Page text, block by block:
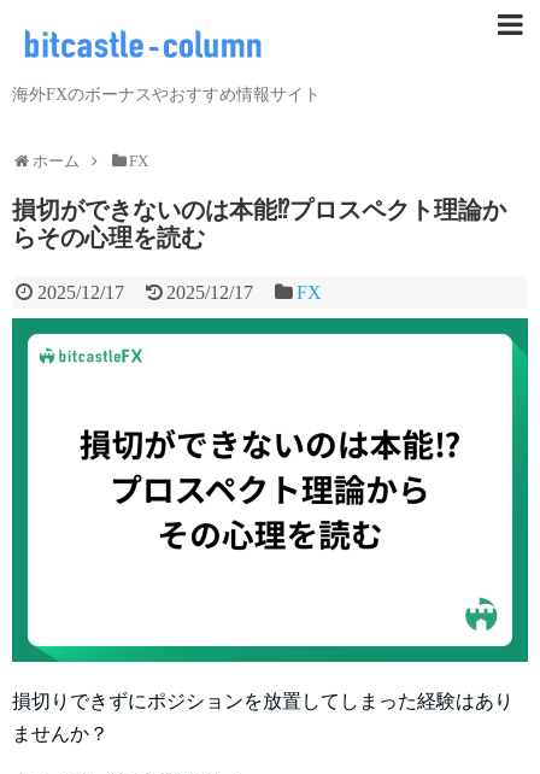
海外FXのボーナスやおすすめ情報サイト
ホーム FX
損切ができないのは本能⁉プロスペクト理論か
らその心理を読む
2025/12/17 2025/12/17 FX
損切りできずにポジションを放置してしまった経験はあり
ませんか？